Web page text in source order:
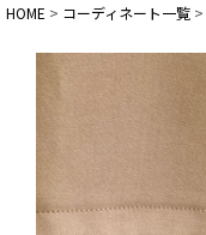
HOME コーディネート一覧